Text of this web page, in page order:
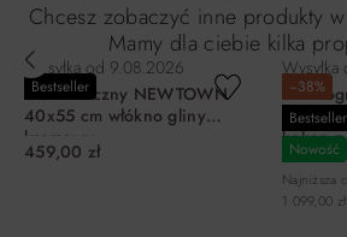
Chcesz zobaczyć inne produkty
Mamy dla ciebie kilka
Bestseller
Wysyłka od 9.08.2026
Stolik boczny NEWTOWN
40x55 cm włókno gliny
kremowy
459,00 zł
−38%
Bestseller
Nowość
Wysyłka
Fotel
kokon z
999,00
Najniższa
1 099,00 zł